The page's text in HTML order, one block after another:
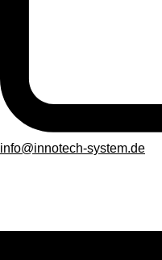
info@innotech-system.de